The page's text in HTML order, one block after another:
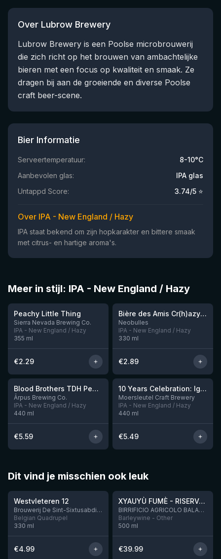
Over Lubrow Brewery
Lubrow Brewery is een Poolse microbrouwerij
die zich richt op het brouwen van ambachtelijke
bieren met een focus op kwaliteit en smaak. Ze
dragen bij aan de groeiende en diverse Poolse
craft beer-scene.
Bier Informatie
Serveertemperatuur:
8-10°C
Aanbevolen glas:
IPA glas
Untappd Score:
3.74/5 ⭐
Over IPA - New England / Hazy
IPA staat bekend om zijn hopkarakter en bittere smaak
met citrus- en hartige aroma's.
Meer in stijl: IPA - New England / Hazy
★3.63
Peachy Little Thing
Sierra Nevada Brewing Co.
IPA - New England / Hazy
355 ml
€2.29
★3.54
Bière des Amis Cr(h)azy IPA
Neobulles
IPA - New England / Hazy
330 ml
€2.89
★3.92
Blood Brothers TDH Peacharine x Taiheke x Riwaka IPA
Ārpus Brewing Co.
IPA - New England / Hazy
440 ml
€5.59
Nog 310 Years Celebration: Ignition
Moersleutel Craft Brewery
IPA - New England / Hazy
440 ml
€5.49
Dit vind je misschien ook leuk
★4.46
Westvleteren 12
Brouwerij De Sint-Sixtusabdij van Westvleteren
Belgian Quadrupel
330 ml
€4.99
★4.48
XYAUYÙ FUMÈ - RISERVA 2019
BIRRIFICIO AGRICOLO BALADIN - Baladin Indipendente Italian Farm Brewery
Barleywine - Other
500 ml
€39.99
★ 4.53 ★4.29